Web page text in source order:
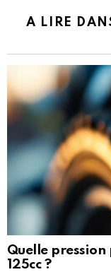
A LIRE
Quelle pression
125cc ?